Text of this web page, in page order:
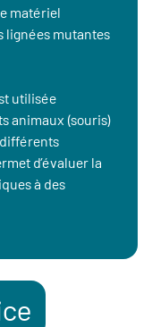
matériel
lignées mutantes
utilisée
animaux (souris)
d’évaluer la
à des